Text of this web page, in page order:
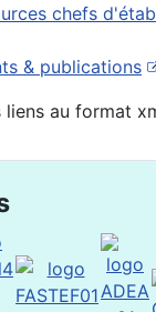
chefs
& publications
liens au format